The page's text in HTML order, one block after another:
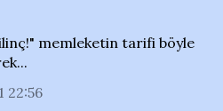
memleketin tarifi böyle
22:56